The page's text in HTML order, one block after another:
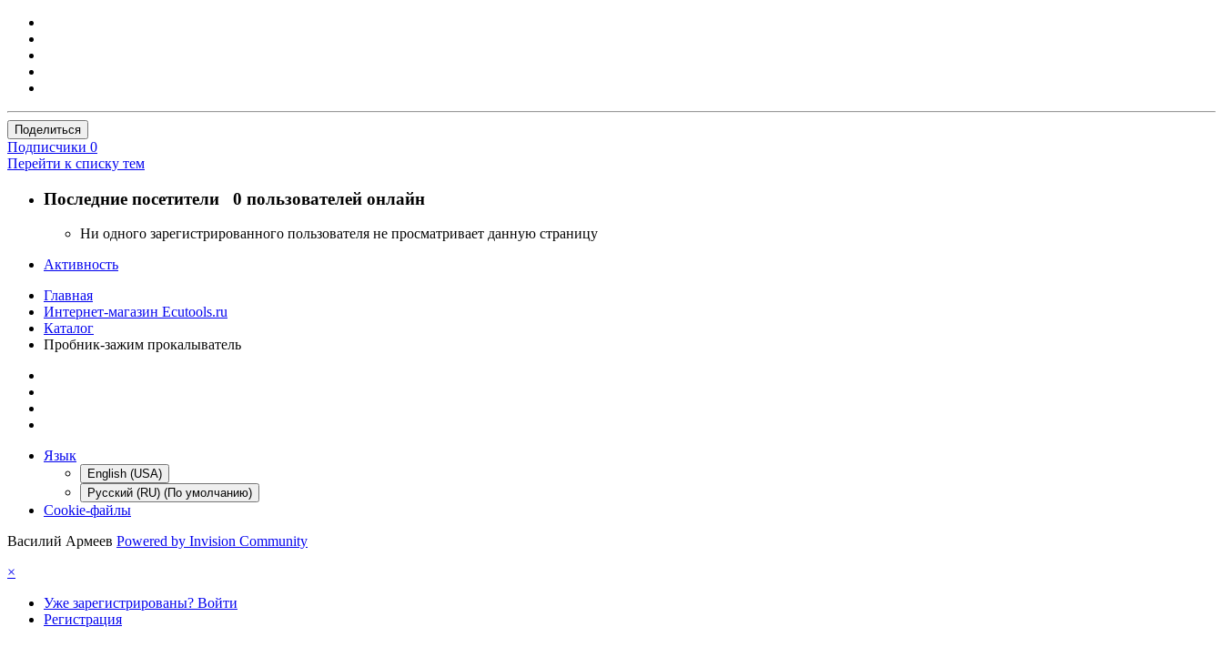
Поделиться
Подписчики 0
Перейти к списку тем
Последние посетители 0 пользователей онлайн
Ни одного зарегистрированного пользователя не просматривает данную страницу
Активность
Главная
Интернет-магазин Ecutools.ru
Каталог
Пробник-зажим прокалыватель
Язык
English (USA)
Русский (RU) (По умолчанию)
Cookie-файлы
Василий Армеев Powered by Invision Community
×
Уже зарегистрированы? Войти
Регистрация